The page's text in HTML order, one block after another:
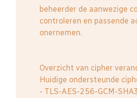
beheerder de aanwezige
controleren en passende
onernemen.
Overzicht van cipher
Huidige ondersteunde
- TLS-AES-256-GCM-